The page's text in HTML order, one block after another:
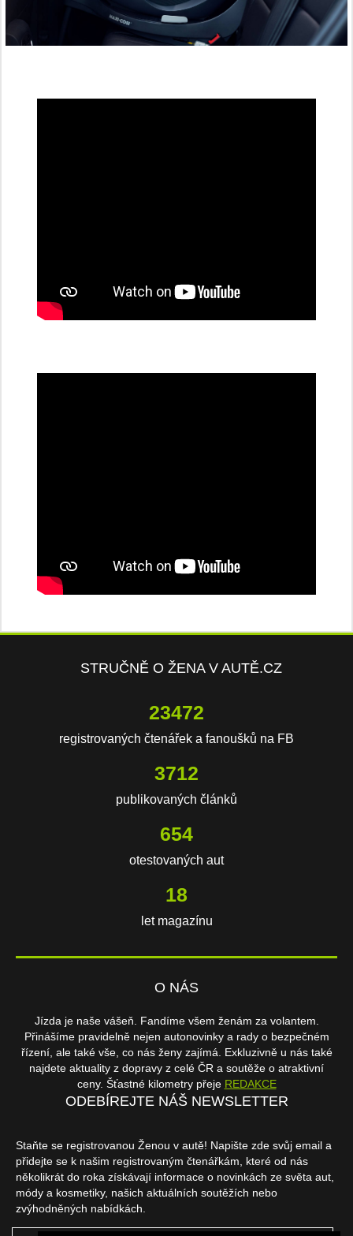
STRUČNĚ O ŽENA V AUTĚ.CZ
23472
registrovaných čtenářek a fanoušků na FB
3712
publikovaných článků
654
otestovaných aut
18
let magazínu
O NÁS
Jízda je naše vášeň. Fandíme všem ženám za volantem.
Přinášíme pravidelně nejen autonovinky a rady o bezpečném
řízení, ale také vše, co nás ženy zajímá. Exkluzivně u nás také
najdete aktuality z dopravy z celé ČR a soutěže o atraktivní
ceny. Šťastné kilometry přeje REDAKCE
ODEBÍREJTE NÁŠ NEWSLETTER
Staňte se registrovanou Ženou v autě! Napište zde svůj email a
přidejte se k našim registrovaným čtenářkám, které od nás
několikrát do roka získávají informace o novinkách ze světa aut,
módy a kosmetiky, našich aktuálních soutěžích nebo
zvýhodněných nabídkách.